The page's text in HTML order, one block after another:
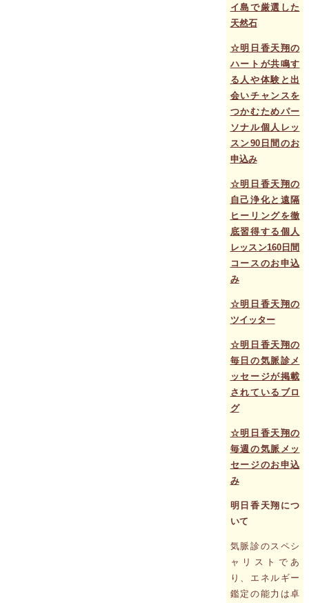
イ島で厳選した
天然石
☆明日香天翔の
ハートが共鳴す
る人や体験と出
会いチャンスを
つかむためパー
ソナル個人レッ
スン90日間のお
申込み
☆明日香天翔の
自己浄化と遠隔
ヒーリングを徹
底習得する個人
レッスン160日間
コースのお申込
み
☆明日香天翔の
ツイッター
☆明日香天翔の
毎日の気脈診メ
ッセージが掲載
されているブロ
グ
☆明日香天翔の
毎週の気脈メッ
セージのお申込
み
明日香天翔につ
いて
気脈診のスペシ
ャリストであ
り、エネルギー
鑑定の能力は卓